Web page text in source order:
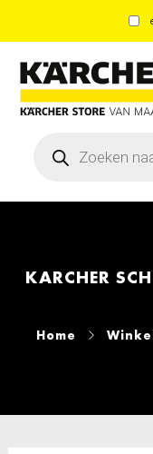
zoeken
KARCHER
Home